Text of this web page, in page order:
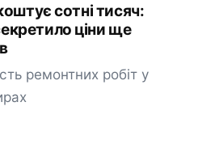
сотні тисяч:
ціни ще
ремонтних робіт у